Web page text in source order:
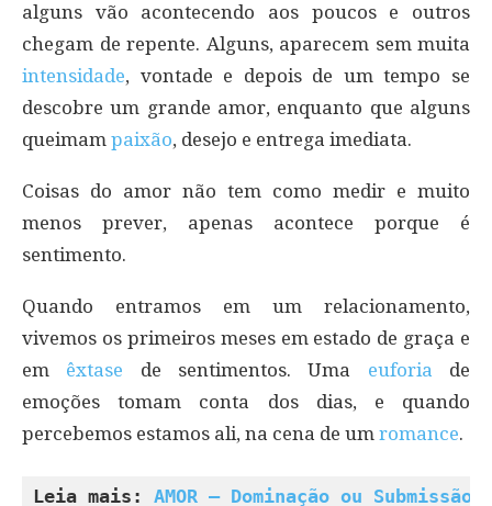
alguns vão acontecendo aos poucos e outros
chegam de repente. Alguns, aparecem sem muita
intensidade, vontade e depois de um tempo se
descobre um grande amor, enquanto que alguns
queimam paixão, desejo e entrega imediata.
Coisas do amor não tem como medir e muito
menos prever, apenas acontece porque é
sentimento.
Quando entramos em um relacionamento,
vivemos os primeiros meses em estado de graça e
em êxtase de sentimentos. Uma euforia de
emoções tomam conta dos dias, e quando
percebemos estamos ali, na cena de um romance.
Leia mais: AMOR – Dominação ou Submissão?